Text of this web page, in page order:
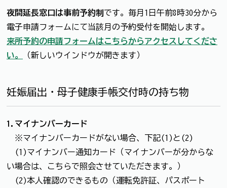
夜間延長窓口は事前予約制です。毎月1日午前8時30分から
電子申請フォームにて当該月の予約受付を開始します。
来所予約の申請フォームはこちらからアクセスしてくださ
い。
（新しいウインドウが開きます）
妊娠届出・母子健康手帳交付時の持ち物
1.マイナンバーカード
※マイナンバーカードがない場合、下記(1)と(2)
(1)マイナンバー通知カード（マイナンバーが分からな
い場合は、こちらで照会させていただきます。）
(2)本人確認のできるもの（運転免許証、パスポート